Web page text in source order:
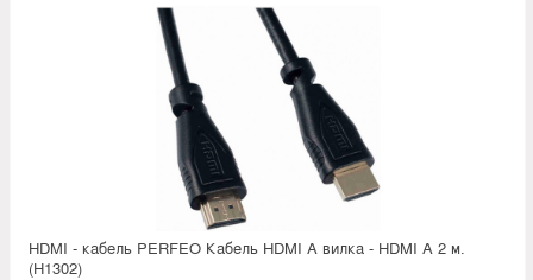
HDMI - кабель PERFEO Кабель HDMI A вилка - HDMI A 2 м.
(H1302)